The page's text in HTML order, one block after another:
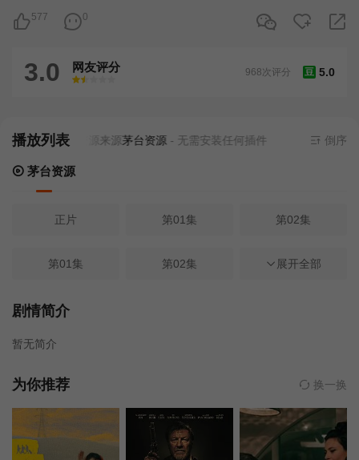
577 0
3.0 网友评分
很差
较差还行推荐力荐
豆 5.0
968次评分
播放列表当前资源来源茅台资源- 无需安装任何插件 倒序
茅台资源
正片 第01集 第02集
第01集 第02集 第03集
第04集
第07集
第02集
第05集 第06集 第07集
展开全部
剧情简介
暂无简介
为你推荐 换一换